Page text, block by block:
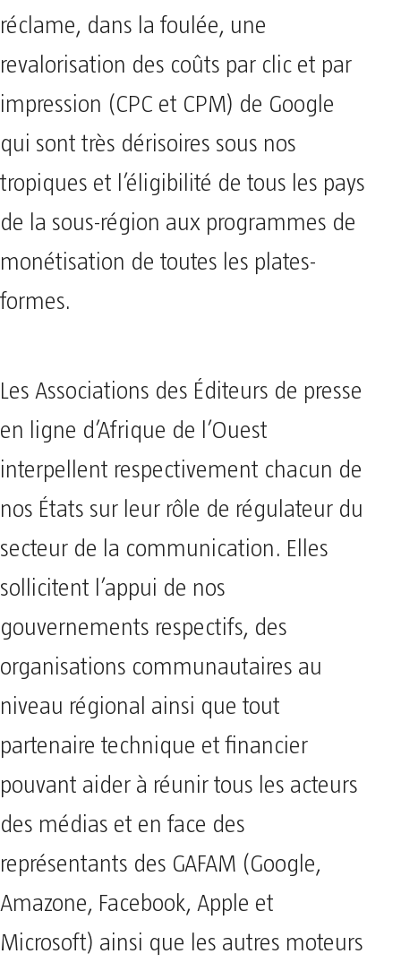
réclame, dans la foulée, une
revalorisation des coûts par clic et par
impression (CPC et CPM) de Google
qui sont très dérisoires sous nos
tropiques et l’éligibilité de tous les pays
de la sous-région aux programmes de
monétisation de toutes les plates-
formes.
Les Associations des Éditeurs de presse
en ligne d’Afrique de l’Ouest
interpellent respectivement chacun de
nos États sur leur rôle de régulateur du
secteur de la communication. Elles
sollicitent l’appui de nos
gouvernements respectifs, des
organisations communautaires au
niveau régional ainsi que tout
partenaire technique et financier
pouvant aider à réunir tous les acteurs
des médias et en face des
représentants des GAFAM (Google,
Amazone, Facebook, Apple et
Microsoft) ainsi que les autres moteurs